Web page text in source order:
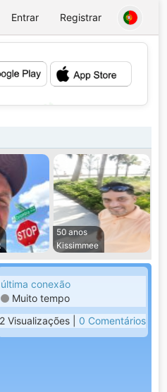
Entrar Registrar
50 anos
Kissimmee
última conexão
Muito tempo
2 Visualizações | 0 Comentários